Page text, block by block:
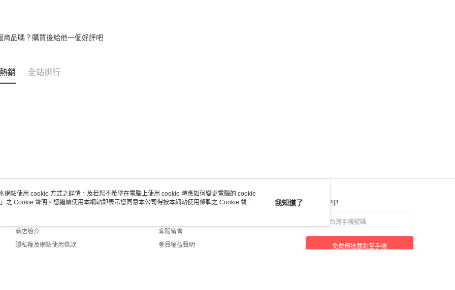
商品嗎？購買後給他一個好評吧
銷 全站排行
關於我們
商店簡介
隱私權及網站使用條款
客服資訊
客服留言
會員權益聲明
官方APP
免費傳送載點至手機
網站使用 cookie 方式之詳情，及若您不希望在電腦上使用 cookie 時應如何變更電腦的 cookie
」之 Cookie 聲明。您繼續使用本網站即表示您同意本公司得按本網站使用條款之 Cookie 聲明
我知道了